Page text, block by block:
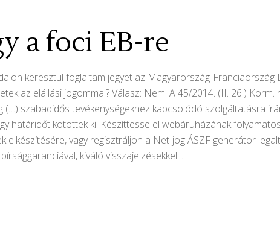
a foci EB-re
keresztül foglaltam jegyet az Magyarország-
az elállási jogommal? Válasz: Nem. A 45/2014. (II. 26.)
(…) szabadidős tevékenységekhez kapcsolódó szolgáltatásra
határidőt kötöttek ki. Készíttesse el webáruházának
elkészítésére, vagy regisztráljon a Net-jog ÁSZF generátor
kiváló visszajelzésekkel.